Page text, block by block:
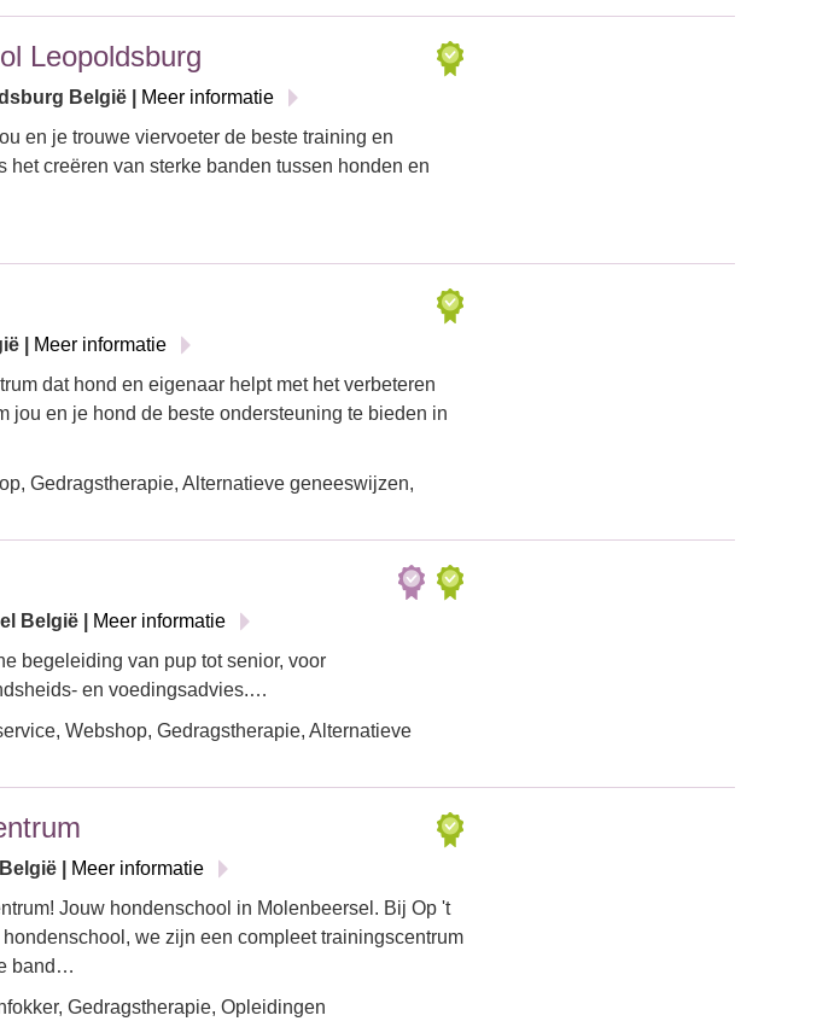
Leopoldsburg
België |
Meer informatie
en je trouwe viervoeter de beste training en
het creëren van sterke banden tussen honden en
|
Meer informatie
dat hond en eigenaar helpt met het verbeteren
jou en je hond de beste ondersteuning te bieden in
Gedragstherapie, Alternatieve geneeswijzen,
België |
Meer informatie
begeleiding van pup tot senior, voor
en voedingsadvies.…
Webshop, Gedragstherapie, Alternatieve
|
Meer informatie
Jouw hondenschool in Molenbeersel. Bij Op 't
we zijn een compleet trainingscentrum
band…
Gedragstherapie, Opleidingen